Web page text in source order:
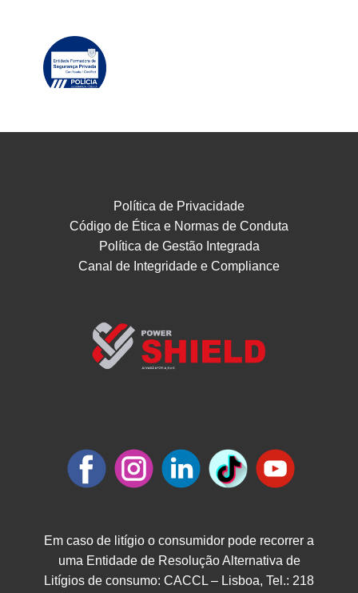
Política de Privacidade
Código de Ética e Normas de Conduta
Política de Gestão Integrada
Canal de Integridade e Compliance
Em caso de litígio o consumidor pode recorrer a
uma Entidade de Resolução Alternativa de
Litígios de consumo: CACCL – Lisboa, Tel.: 218